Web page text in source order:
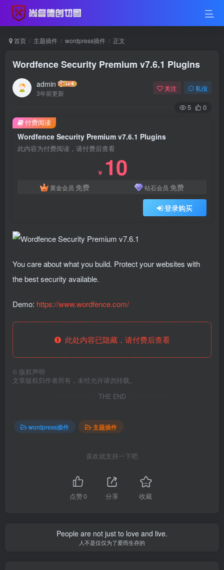
首页 主题插件 wordpress插件 正文
Wordfence Security Premium v7.6.1 Plugins
admin
3年前更新
关注 私信
5 0
Wordfence Security Premium v7.6.1 Plugins
此内容为付费阅读，请付费后查看
￥ 10
黄金会员 免费 钻石会员 免费
登录购买
付费阅读
You care about what you build. Protect your websites with
the best security available.
Demo: https://www.wordfence.com/
此处内容已隐藏，请付费后查看
© 版权声明
文章版权归作者所有，未经允许请勿转载。
THE END
wordpress插件 主题插件
喜欢就支持一下吧
点赞0 分享 收藏
People are not just to love and live.
人不是仅仅为了爱而生存的